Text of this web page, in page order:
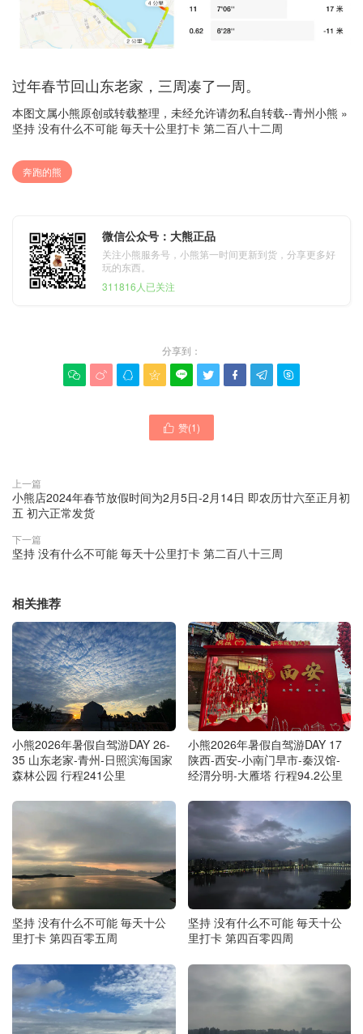
过年春节回山东老家，三周凑了一周。
本图文属小熊原创或转载整理，未经允许请勿私自转载--青州小熊 »
坚持 没有什么不可能 毎天十公里打卡 第二百八十二周
奔跑的熊
微信公众号：大熊正品
关注小熊服务号，小熊第一时间更新到货，分享更多好
玩的东西。
311816人已关注
分享到：
        
 赞(1)
上一篇
小熊店2024年春节放假时间为2月5日-2月14日 即农历廿六至正月初
五 初六正常发货
下一篇
坚持 没有什么不可能 毎天十公里打卡 第二百八十三周
相关推荐
小熊2026年暑假自驾游DAY 26-
35 山东老家-青州-日照滨海国家
森林公园 行程241公里
小熊2026年暑假自驾游DAY 17
陕西-西安-小南门早市-秦汉馆-
经渭分明-大雁塔 行程94.2公里
坚持 没有什么不可能 毎天十公
里打卡 第四百零五周
坚持 没有什么不可能 毎天十公
里打卡 第四百零四周